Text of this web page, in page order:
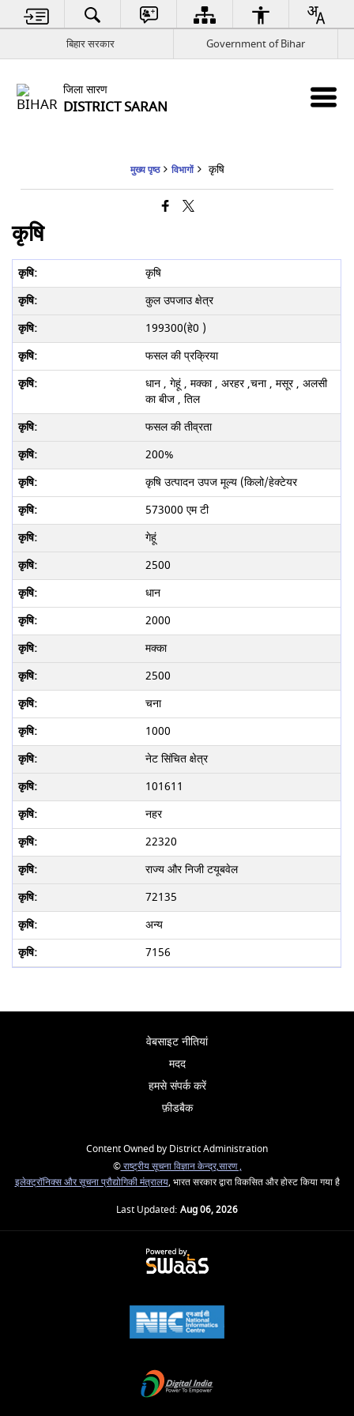
बिहार सरकार Government of Bihar
जिला सारण
DISTRICT SARAN
मुख्य पृष्ठ विभागों कृषि
कृषि
कृषि
कुल उपजाउ क्षेत्र
199300(हे0 )
फसल की प्रक्रिया
धान , गेहूं , मक्का , अरहर ,चना , मसूर , अलसी
का बीज , तिल
फसल की तीव्रता
200%
कृषि उत्पादन उपज मूल्य (किलो/हेक्टेयर
573000 एम टी
गेहूं
2500
धान
2000
मक्का
2500
चना
1000
नेट सिंचित क्षेत्र
101611
नहर
22320
राज्य और निजी टयूबवेल
72135
अन्य
7156
वेबसाइट नीतियां
मदद
हमसे संपर्क करें
फ़ीडबैक
Content Owned by District Administration
©राष्ट्रीय सूचना विज्ञान केन्द्र,सारण ,
इलेक्ट्रॉनिक्स और सूचना प्रौद्योगिकी मंत्रालय, भारत सरकार द्वारा विकसित और होस्ट किया गया है
Last Updated: Aug 06, 2026